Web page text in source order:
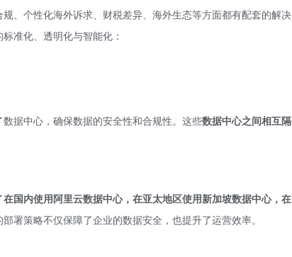
、个性化海外诉求、财税差异、海外生态等方面都有配套的解决
准化、透明化与智能化：
据中心，确保数据的安全性和合规性。这些数据中心之间相互隔
在国内使用阿里云数据中心，在亚太地区使用新加坡数据中心，在
署策略不仅保障了企业的数据安全，也提升了运营效率。